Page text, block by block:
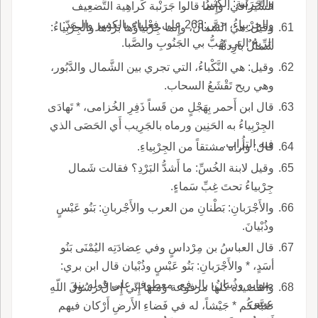
والجَرَنْبة: الكَثيرُ.
السِّيرافي، وإِنما قالوا جَرَنْبة كَراهِية التَّضعِيف
والجِرْبِياءُ، <ص:263 على فِعْلِياء بالكسر والـمَدّ:
الرِّيحُ التي تَهُبُّ بي الجَنُوبِ والصَّبا.
وقيل: هي الشَّمالُ، وإِنما جِرْبياؤُها بَرْدُها والجِرْبِياءُ:
شَمالٌ بارِدةٌ.
وقيل: هي النَّكْباءُ، التي تجري بين الشَّمال والدَّبُور،
وهي ريح تَقْشَعُ السحاب.
قال ابن أَحمر بِهَجْلٍ من قَساً ذَفِرِ الخُزامى، * تَهادَى
الجِرْبِياءُ به الحَنِين ورماه بالجَرِيب أَي الحَصَى الذي
فيه التراب.
قال: وأُراه مشتقاً من الجِرْبِياءِ.
وقيل لابنة الخُسِّ: ما أَشدُّ البَرْدِ؟ فقالت شَمال
جِرْبياءُ تحتَ غِبِّ سَماءٍ.
والأَجْرَبانِ: بَطْنانِ من العرب والأَجْربانِ: بَنُو عَبْسٍ
وذُبْيانَ.
قال العباسُ بن مِرْداسٍ وفي عِضادَتِه اليُمْنَى بَنُو
أسَدٍ، * والأَجْرَبانِ: بَنُو عَبْسٍ وذُبْيان قال ابن بري:
صوابه وذُبيانُ، بالرفع، معطوف على قوله بنو
عبس.
والقصيدة كلها مرفوعة ومنها إِنّي إِخالُ رَسُولَ اللّهِ
صَبَّحَكُم * جَيْشاً، له في فَضاءِ الأَرضِ أَرْكان فيهم